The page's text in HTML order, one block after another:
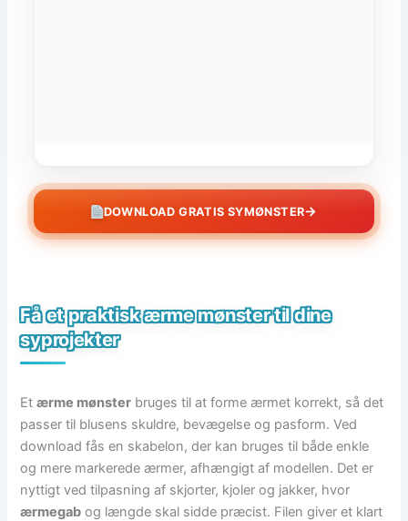
DOWNLOAD GRATIS SYMØNSTER→
Få et praktisk ærme mønster til dine
syprojekter
Etærme mønster bruges til at forme ærmet korrekt, så det
passer til blusens skuldre, bevægelse og pasform. Ved
download fås en skabelon, der kan bruges til både enkle
og mere markerede ærmer, afhængigt af modellen. Det er
nyttigt ved tilpasning af skjorter, kjoler og jakker, hvor
ærmegab og længde skal sidde præcist. Filen giver et klart